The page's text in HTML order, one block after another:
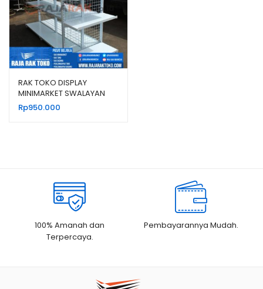
RAK TOKO DISPLAY
MINIMARKET SWALAYAN
MODERN TIPE RR-13
Rp950.000
100% Amanah dan
Terpercaya.
Pembayarannya Mudah.